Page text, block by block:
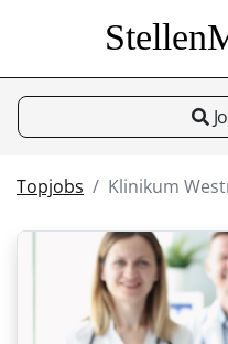
Topjobs Klinikum